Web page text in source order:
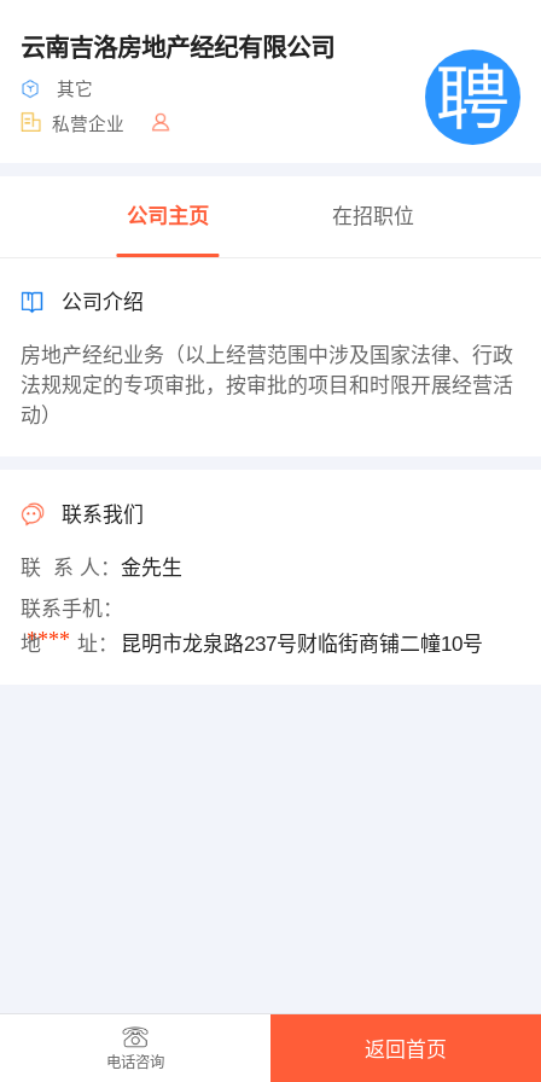
云南吉洛房地产经纪有限公司
其它
私营企业
公司主页 在招职位
公司介绍
房地产经纪业务（以上经营范围中涉及国家法律、行政
法规规定的专项审批，按审批的项目和时限开展经营活
动）
联系我们
联 系 人： 金先生
联系手机：
****
地 址： 昆明市龙泉路237号财临街商铺二幢10号
电话咨询
返回首页